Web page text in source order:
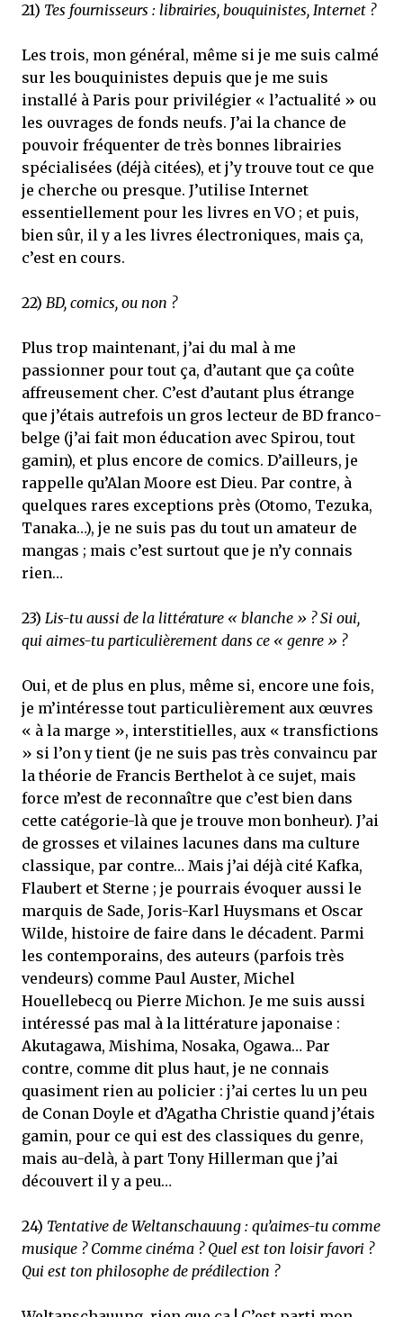
21) Tes fournisseurs : librairies, bouquinistes, Internet ?
Les trois, mon général, même si je me suis calmé
sur les bouquinistes depuis que je me suis
installé à Paris pour privilégier « l’actualité » ou
les ouvrages de fonds neufs. J’ai la chance de
pouvoir fréquenter de très bonnes librairies
spécialisées (déjà citées), et j’y trouve tout ce que
je cherche ou presque. J’utilise Internet
essentiellement pour les livres en VO ; et puis,
bien sûr, il y a les livres électroniques, mais ça,
c’est en cours.
22) BD, comics, ou non ?
Plus trop maintenant, j’ai du mal à me
passionner pour tout ça, d’autant que ça coûte
affreusement cher. C’est d’autant plus étrange
que j’étais autrefois un gros lecteur de BD franco-
belge (j’ai fait mon éducation avec Spirou, tout
gamin), et plus encore de comics. D’ailleurs, je
rappelle qu’Alan Moore est Dieu. Par contre, à
quelques rares exceptions près (Otomo, Tezuka,
Tanaka…), je ne suis pas du tout un amateur de
mangas ; mais c’est surtout que je n’y connais
rien…
23) Lis-tu aussi de la littérature « blanche » ? Si oui,
qui aimes-tu particulièrement dans ce « genre » ?
Oui, et de plus en plus, même si, encore une fois,
je m’intéresse tout particulièrement aux œuvres
« à la marge », interstitielles, aux « transfictions
» si l’on y tient (je ne suis pas très convaincu par
la théorie de Francis Berthelot à ce sujet, mais
force m’est de reconnaître que c’est bien dans
cette catégorie-là que je trouve mon bonheur). J’ai
de grosses et vilaines lacunes dans ma culture
classique, par contre… Mais j’ai déjà cité Kafka,
Flaubert et Sterne ; je pourrais évoquer aussi le
marquis de Sade, Joris-Karl Huysmans et Oscar
Wilde, histoire de faire dans le décadent. Parmi
les contemporains, des auteurs (parfois très
vendeurs) comme Paul Auster, Michel
Houellebecq ou Pierre Michon. Je me suis aussi
intéressé pas mal à la littérature japonaise :
Akutagawa, Mishima, Nosaka, Ogawa… Par
contre, comme dit plus haut, je ne connais
quasiment rien au policier : j’ai certes lu un peu
de Conan Doyle et d’Agatha Christie quand j’étais
gamin, pour ce qui est des classiques du genre,
mais au-delà, à part Tony Hillerman que j’ai
découvert il y a peu…
24) Tentative de Weltanschauung : qu’aimes-tu comme
musique ? Comme cinéma ? Quel est ton loisir favori ?
Qui est ton philosophe de prédilection ?